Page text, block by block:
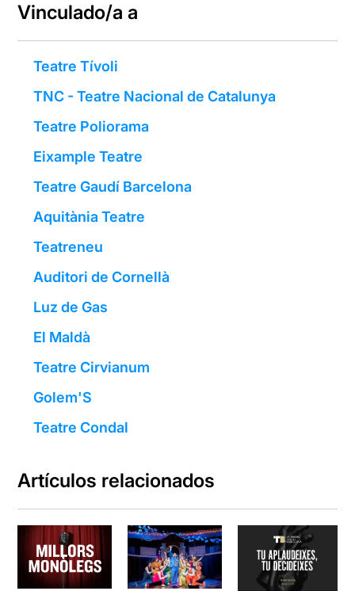
Vinculado/a a
Teatre Tívoli
TNC - Teatre Nacional de Catalunya
Teatre Poliorama
Eixample Teatre
Teatre Gaudí Barcelona
Aquitània Teatre
Teatreneu
Auditori de Cornellà
Luz de Gas
El Maldà
Teatre Cirvianum
Golem'S
Teatre Condal
Artículos relacionados